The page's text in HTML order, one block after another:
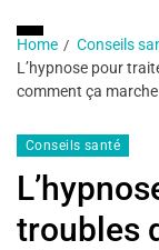
Home
Conseils
L’hypnose pour
comment ça marche
Conseils santé
troubles